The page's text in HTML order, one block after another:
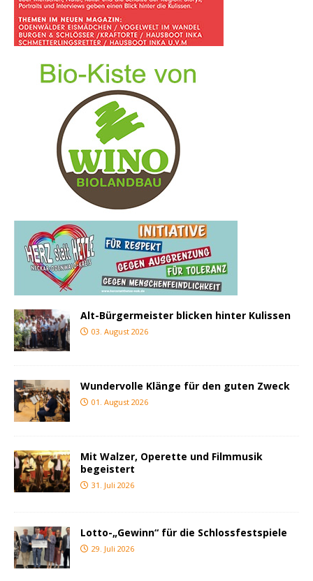
Alt-Bürgermeister blicken hinter Kulissen
03. August 2026
Wundervolle Klänge für den guten Zweck
01. August 2026
Mit Walzer, Operette und Filmmusik
begeistert
31. Juli 2026
Lotto-„Gewinn“ für die Schlossfestspiele
29. Juli 2026